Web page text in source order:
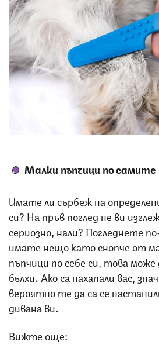
Малки пъпчици по самите
Имате ли сърбеж на
си? На пръв поглед не ви
сериозно, нали? Погледнете
имате нещо като снопче от
пъпчици по себе си, това може
бълхи. Ако са нахапали вас,
вероятно те да са се
дивана ви.
Вижте още: